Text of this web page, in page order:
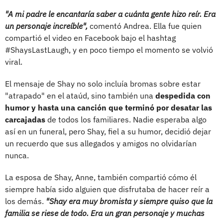
"A mi padre le encantaría saber a cuánta gente hizo reír. Era
un personaje increíble", comentó Andrea. Ella fue quien
compartió el video en Facebook bajo el hashtag
#ShaysLastLaugh, y en poco tiempo el momento se volvió
viral.
El mensaje de Shay no solo incluía bromas sobre estar
"atrapado" en el ataúd, sino también una despedida con
humor y hasta una canción que terminó por desatar las
carcajadas de todos los familiares. Nadie esperaba algo
así en un funeral, pero Shay, fiel a su humor, decidió dejar
un recuerdo que sus allegados y amigos no olvidarían
nunca.
La esposa de Shay, Anne, también compartió cómo él
siempre había sido alguien que disfrutaba de hacer reír a
los demás. "Shay era muy bromista y siempre quiso que la
familia se riese de todo. Era un gran personaje y muchas